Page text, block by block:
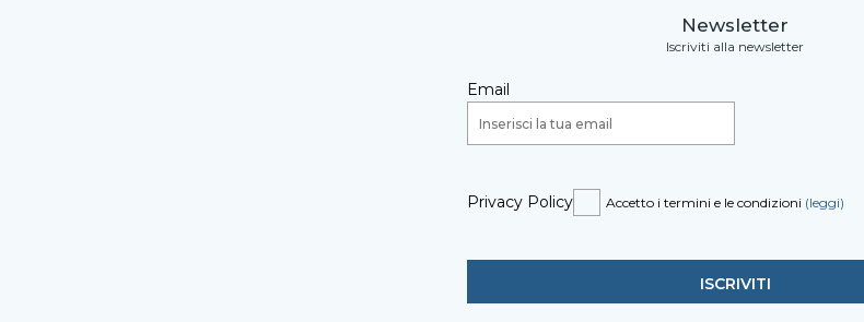
Newsletter
Iscriviti alla newsletter
Email
Privacy Policy Accetto i termini e le condizioni (leggi)